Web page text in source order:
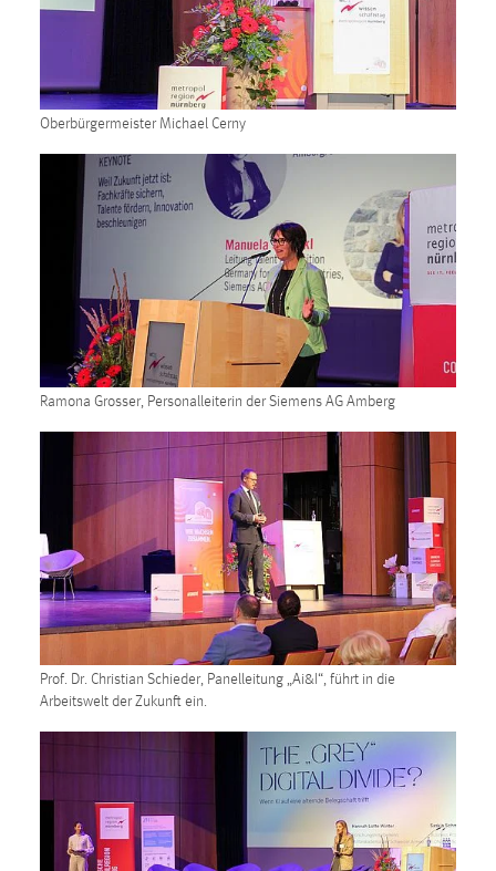
Oberbürgermeister Michael Cerny
Ramona Grosser, Personalleiterin der Siemens AG Amberg
Prof. Dr. Christian Schieder, Panelleitung „Ai&I“, führt in die
Arbeitswelt der Zukunft ein.